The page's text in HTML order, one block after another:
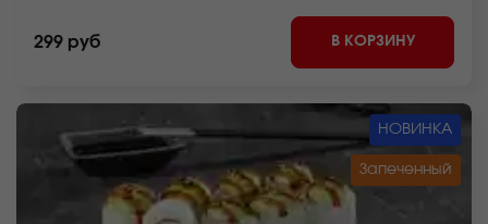
299 руб В КОРЗИНУ
НОВИНКА
Запеченный